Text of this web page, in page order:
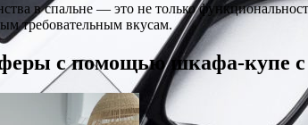
в спальне — это не только
требовательным вкусам.
с помощью шкафа-купе с